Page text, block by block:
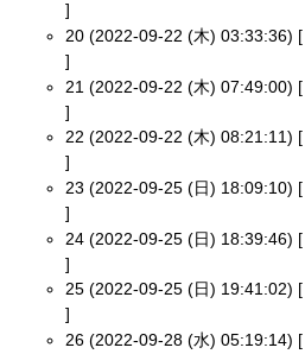
]
20 (2022-09-22 (木) 03:33:36) [
]
21 (2022-09-22 (木) 07:49:00) [
]
22 (2022-09-22 (木) 08:21:11) [
]
23 (2022-09-25 (日) 18:09:10) [
]
24 (2022-09-25 (日) 18:39:46) [
]
25 (2022-09-25 (日) 19:41:02) [
]
26 (2022-09-28 (水) 05:19:14) [